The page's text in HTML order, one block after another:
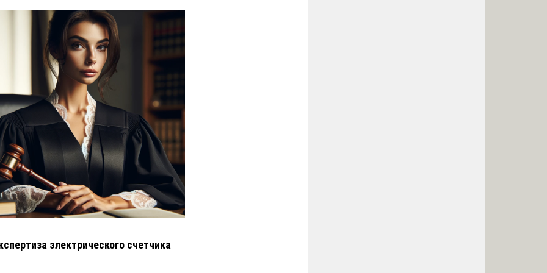
электрического счетчика